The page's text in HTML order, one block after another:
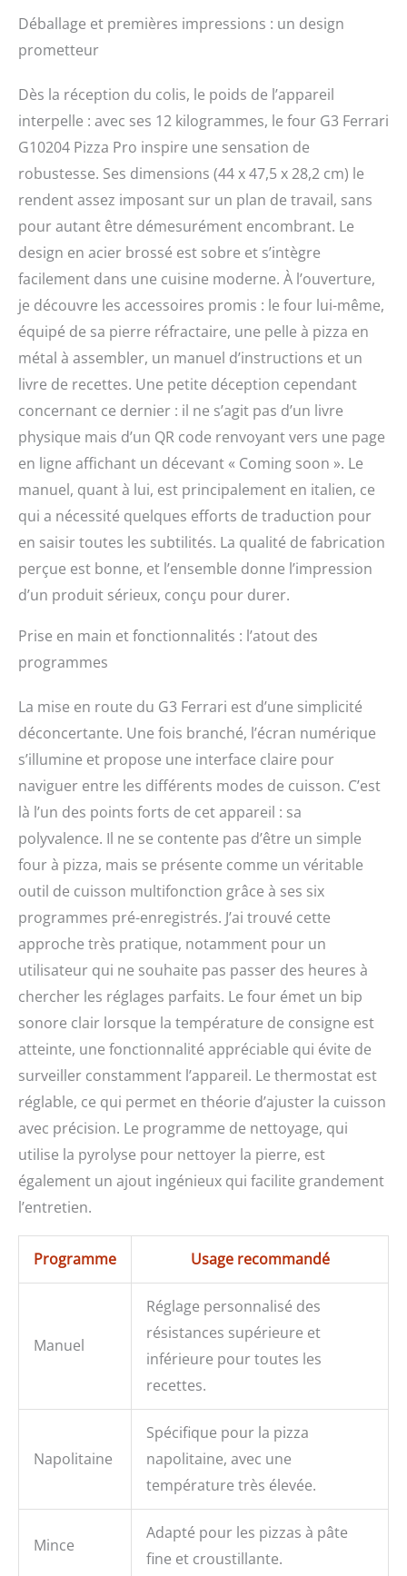
ventilation forcée
cm
Déballage et premières impressions : un design
prometteur
Dès la réception du colis, le poids de l’appareil
interpelle : avec ses 12 kilogrammes, le four G3 Ferrari
G10204 Pizza Pro inspire une sensation de
robustesse. Ses dimensions (44 x 47,5 x 28,2 cm) le
rendent assez imposant sur un plan de travail, sans
pour autant être démesurément encombrant. Le
design en acier brossé est sobre et s’intègre
facilement dans une cuisine moderne. À l’ouverture,
je découvre les accessoires promis : le four lui-même,
équipé de sa pierre réfractaire, une pelle à pizza en
métal à assembler, un manuel d’instructions et un
livre de recettes. Une petite déception cependant
concernant ce dernier : il ne s’agit pas d’un livre
physique mais d’un QR code renvoyant vers une page
en ligne affichant un décevant « Coming soon ». Le
manuel, quant à lui, est principalement en italien, ce
qui a nécessité quelques efforts de traduction pour
en saisir toutes les subtilités. La qualité de fabrication
perçue est bonne, et l’ensemble donne l’impression
d’un produit sérieux, conçu pour durer.
Prise en main et fonctionnalités : l’atout des
programmes
La mise en route du G3 Ferrari est d’une simplicité
déconcertante. Une fois branché, l’écran numérique
s’illumine et propose une interface claire pour
naviguer entre les différents modes de cuisson. C’est
là l’un des points forts de cet appareil : sa
polyvalence. Il ne se contente pas d’être un simple
four à pizza, mais se présente comme un véritable
outil de cuisson multifonction grâce à ses six
programmes pré-enregistrés. J’ai trouvé cette
approche très pratique, notamment pour un
utilisateur qui ne souhaite pas passer des heures à
chercher les réglages parfaits. Le four émet un bip
sonore clair lorsque la température de consigne est
atteinte, une fonctionnalité appréciable qui évite de
surveiller constamment l’appareil. Le thermostat est
réglable, ce qui permet en théorie d’ajuster la cuisson
avec précision. Le programme de nettoyage, qui
utilise la pyrolyse pour nettoyer la pierre, est
également un ajout ingénieux qui facilite grandement
l’entretien.
Programme Usage recommandé
Manuel
Réglage personnalisé des
résistances supérieure et
inférieure pour toutes les
recettes.
Napolitaine
Spécifique pour la pizza
napolitaine, avec une
température très élevée.
Mince
Adapté pour les pizzas à pâte
fine et croustillante.